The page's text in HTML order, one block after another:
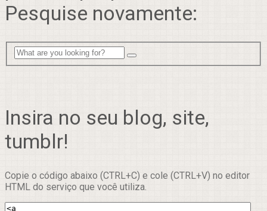
Pesquise novamente:
Insira no seu blog, site,
tumblr!
Copie o código abaixo (CTRL+C) e cole (CTRL+V) no editor
HTML do serviço que você utiliza.